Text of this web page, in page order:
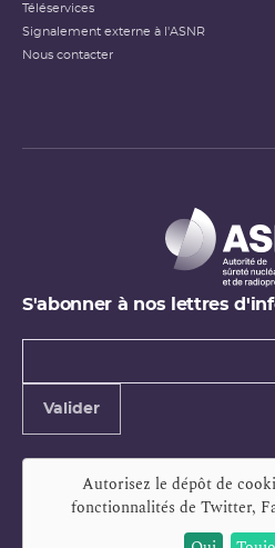
Téléservices
Signalement externe à l'ASNR
Nous contacter
S'abonner à nos lettres
Types de
Valider
Autorisez le dépôt de
fonctionnalités de Twitter,